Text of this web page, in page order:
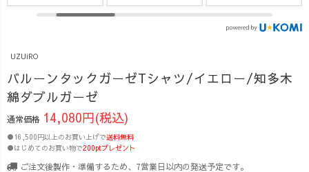
できてとても嬉
尻、気になる部
分をフルカバー
できるようなデ
ザインにするた
め、着丈やシル
エットにこだわ
りました✏️ ゆと
りのあるシルエ
ツが、着心地・
OREOが遊び心
も仲間入り。 草
木染めでは出せ
ないラベンダー
カラーが魅力で
連写の中には、
もはや事故レベ
っかくだから、
ーアルした バル
UZUiRO
バルーンタックガーゼTシャツ/イエロー/知多木
綿ダブルガーゼ
通常価格 14,080円(税込)
●16,500円以上のお買い上げで送料無料
●はじめてのお買い物で200ptプレゼント
ご注文後製作・準備するため、7営業日以内の発送予定です。